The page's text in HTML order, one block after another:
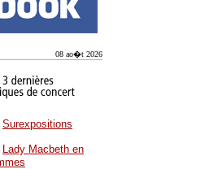
08 ao�t 2026
Surexpositions
Lady Macbeth en